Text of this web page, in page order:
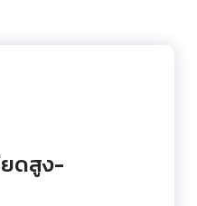
ยดสูง-